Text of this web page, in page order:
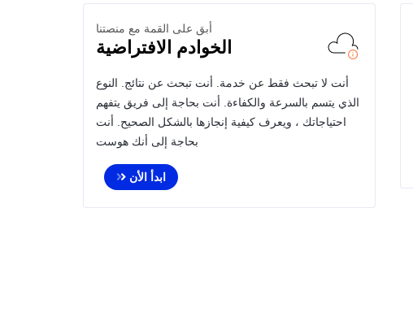
أبق على القمة مع منصتنا
الخوادم الافتراضية
أنت لا تبحث فقط عن خدمة. أنت تبحث عن نتائج. النوع
الذي يتسم بالسرعة والكفاءة. أنت بحاجة إلى فريق يتفهم
احتياجاتك ، ويعرف كيفية إنجازها بالشكل الصحيح. أنت
بحاجة إلى أنك هوست
ابدأ الأن